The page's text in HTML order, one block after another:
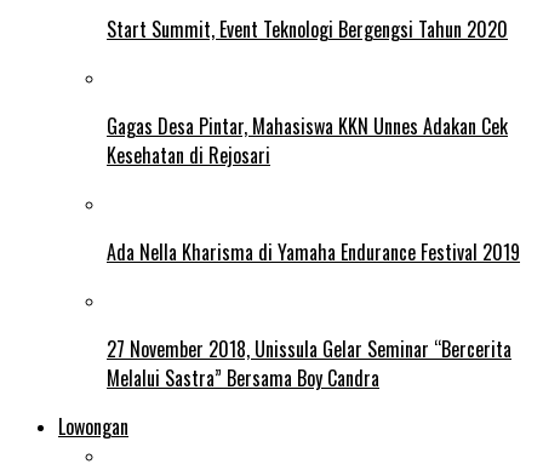
Start Summit, Event Teknologi Bergengsi Tahun 2020
Gagas Desa Pintar, Mahasiswa KKN Unnes Adakan Cek
Kesehatan di Rejosari
Ada Nella Kharisma di Yamaha Endurance Festival 2019
27 November 2018, Unissula Gelar Seminar “Bercerita
Melalui Sastra” Bersama Boy Candra
Lowongan